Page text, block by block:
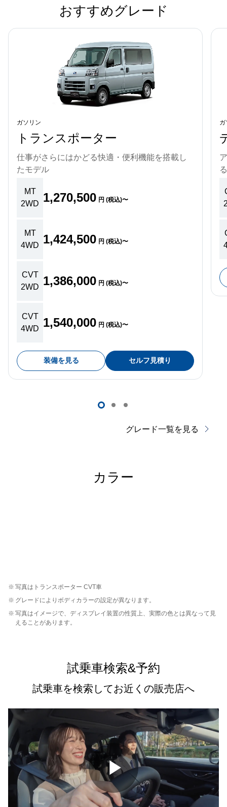
おすすめグレード
ガソリン
トランスポーター
仕事がさらにはかどる快適・便利機能を搭載し
たモデル
MT
2WD 1,270,500 円 (税込)〜
MT
4WD 1,424,500 円 (税込)〜
CVT
2WD 1,386,000 円 (税込)〜
CVT
4WD 1,540,000 円 (税込)〜
装備を見る セルフ見積り
ガ
グレード一覧を見る
カラー
※ 写真はトランスポーター CVT車
※ グレードによりボディカラーの設定が異なります。
※ 写真はイメージで、ディスプレイ装置の性質上、実際の色とは異なって見
えることがあります。
試乗車検索&予約
試乗車を検索してお近くの販売店へ
Play